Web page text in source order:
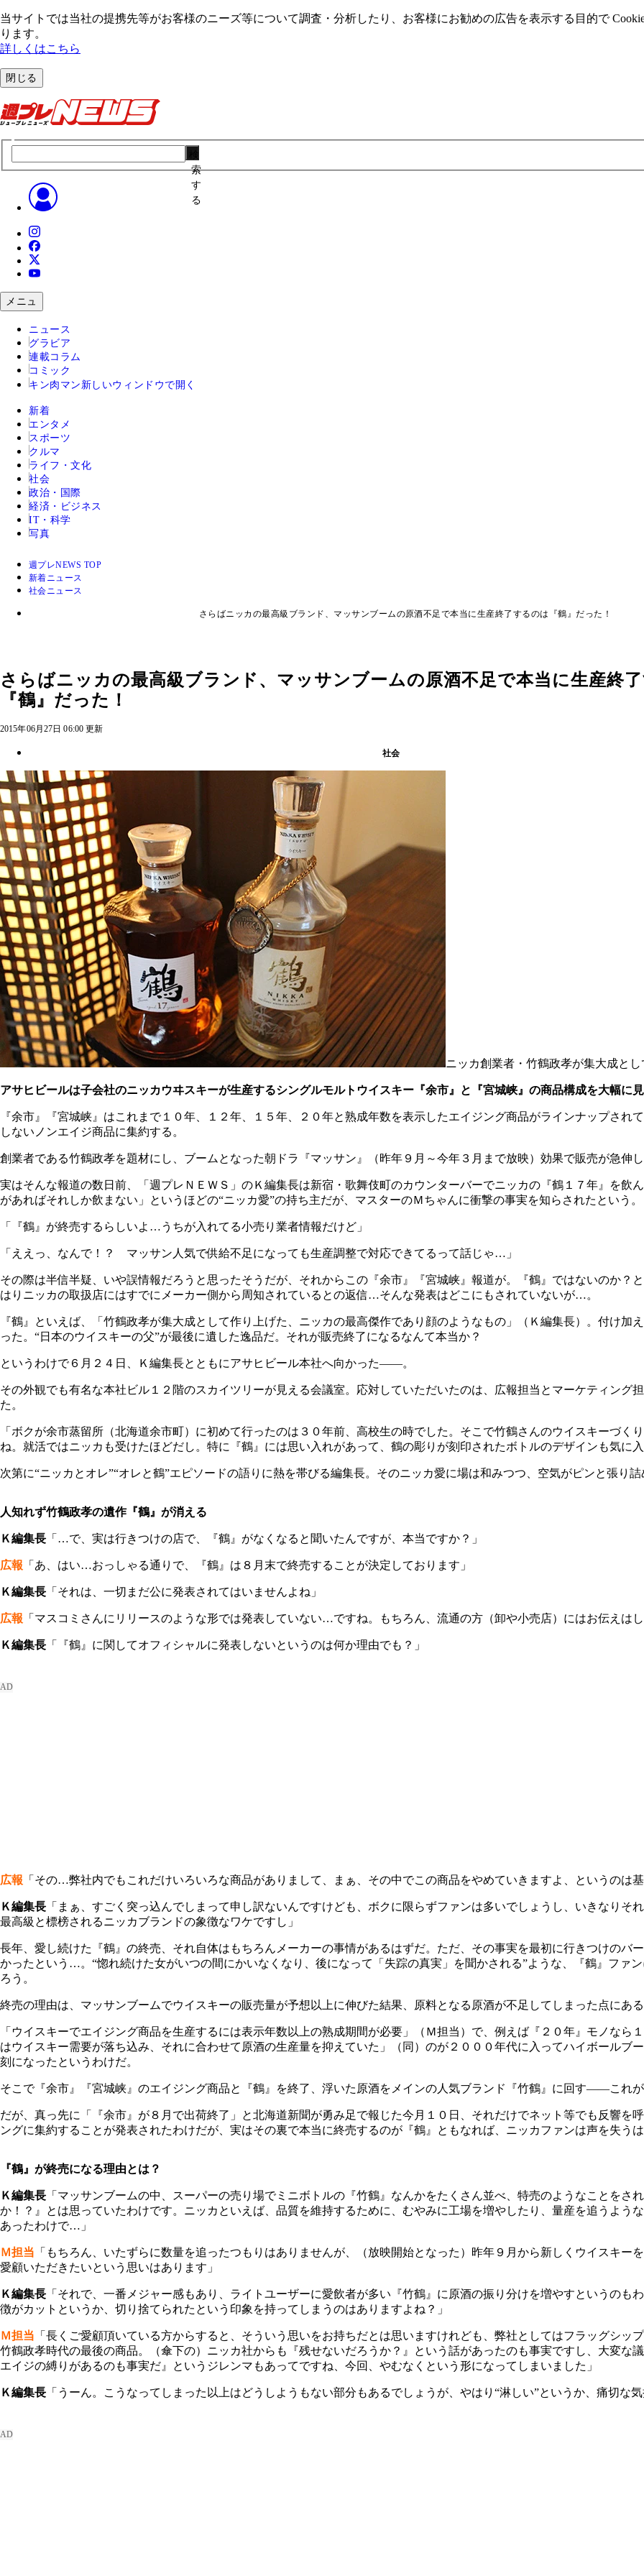
当サイトでは当社の提携先等がお客様のニーズ等について調査・分析したり、お客様にお勧めの広告を表⽰する⽬的で
ります。
詳しくはこちら
閉じる
索
す
る
メニュ
ニュース
グラビア
連載コラム
コミック
キン肉マン 新しいウィンドウで開く
新着
エンタメ
スポーツ
クルマ
ライフ・文化
社会
政治・国際
経済・ビジネス
IT・科学
写真
週プレNEWS TOP
新着ニュース
社会ニュース
さらばニッカの最高級ブランド、マッサンブームの原酒不足で本当に生産終了するのは『鶴』だった！
さらばニッカの最高級ブランド、マッサンブームの原酒不足で本当に生産終
『鶴』だった！
2015年06月27日 06:00 更新
社会
ニッカ創業者・竹鶴政孝が集大成と
アサヒビールは子会社のニッカウヰスキーが生産するシングルモルトウイスキー『余市』と『宮城峡』の商品構成を大幅に
『余市』『宮城峡』はこれまで１０年、１２年、１５年、２０年と熟成年数を表示したエイジング商品がラインナップさ
しないノンエイジ商品に集約する。
創業者である竹鶴政孝を題材にし、ブームとなった朝ドラ『マッサン』（昨年９月～今年３月まで放映）効果で販売が急
実はそんな報道の数日前、「週プレＮＥＷＳ」のＫ編集長は新宿・歌舞伎町のカウンターバーでニッカの『鶴１７年』を飲
があればそれしか飲まない」というほどの“ニッカ愛”の持ち主だが、マスターのＭちゃんに衝撃の事実を知らされたという。
「『鶴』が終売するらしいよ…うちが入れてる小売り業者情報だけど」
「ええっ、なんで！？ マッサン人気で供給不足になっても生産調整で対応できてるって話じゃ…」
その際は半信半疑、いや誤情報だろうと思ったそうだが、それからこの『余市』『宮城峡』報道が。『鶴』ではないのか？
はりニッカの取扱店にはすでにメーカー側から周知されているとの返信…そんな発表はどこにもされていないが…。
『鶴』といえば、「竹鶴政孝が集大成として作り上げた、ニッカの最高傑作であり顔のようなもの」（Ｋ編集長）。付け
った。“日本のウイスキーの父”が最後に遺した逸品だ。それが販売終了になるなんて本当か？
というわけで６月２４日、Ｋ編集長とともにアサヒビール本社へ向かった――。
その外観でも有名な本社ビル１２階のスカイツリーが見える会議室。応対していただいたのは、広報担当とマーケティング
た。
「ボクが余市蒸留所（北海道余市町）に初めて行ったのは３０年前、高校生の時でした。そこで竹鶴さんのウイスキーづ
ね。就活ではニッカも受けたほどだし。特に『鶴』には思い入れがあって、鶴の彫りが刻印されたボトルのデザインも気に
次第に“ニッカとオレ”“オレと鶴”エピソードの語りに熱を帯びる編集長。そのニッカ愛に場は和みつつ、空気がピンと張
人知れず竹鶴政孝の遺作『鶴』が消える
Ｋ編集長 「…で、実は行きつけの店で、『鶴』がなくなると聞いたんですが、本当ですか？」
広報 「あ、はい…おっしゃる通りで、『鶴』は８月末で終売することが決定しております」
Ｋ編集長 「それは、一切まだ公に発表されてはいませんよね」
広報 「マスコミさんにリリースのような形では発表していない…ですね。もちろん、流通の方（卸や小売店）にはお伝えは
Ｋ編集長 「『鶴』に関してオフィシャルに発表しないというのは何か理由でも？」
広報 「その…弊社内でもこれだけいろいろな商品がありまして、まぁ、その中でこの商品をやめていきますよ、というのは
Ｋ編集長 「まぁ、すごく突っ込んでしまって申し訳ないんですけども、ボクに限らずファンは多いでしょうし、いきなり
最高級と標榜されるニッカブランドの象徴なワケですし」
長年、愛し続けた『鶴』の終売、それ自体はもちろんメーカーの事情があるはずだ。ただ、その事実を最初に行きつけのバ
かったという…。“惚れ続けた女がいつの間にかいなくなり、後になって「失踪の真実」を聞かされる”ような、『鶴』ファ
ろう。
終売の理由は、マッサンブームでウイスキーの販売量が予想以上に伸びた結果、原料となる原酒が不足してしまった点にあ
「ウイスキーでエイジング商品を生産するには表示年数以上の熟成期間が必要」（Ｍ担当）で、例えば『２０年』モノな
はウイスキー需要が落ち込み、それに合わせて原酒の生産量を抑えていた」（同）のが２０００年代に入ってハイボールブ
刻になったというわけだ。
そこで『余市』『宮城峡』のエイジング商品と『鶴』を終了、浮いた原酒をメインの人気ブランド『竹鶴』に回す――これ
だが、真っ先に「『余市』が８月で出荷終了」と北海道新聞が勇み足で報じた今月１０日、それだけでネット等でも反響を
ングに集約することが発表されたわけだが、実はその裏で本当に終売するのが『鶴』ともなれば、ニッカファンは声を失う
『鶴』が終売になる理由とは？
Ｋ編集長 「マッサンブームの中、スーパーの売り場でミニボトルの『竹鶴』なんかをたくさん並べ、特売のようなことを
か！？』とは思っていたわけです。ニッカといえば、品質を維持するために、むやみに工場を増やしたり、量産を追うよう
あったわけで…」
Ｍ担当 「もちろん、いたずらに数量を追ったつもりはありませんが、（放映開始となった）昨年９月から新しくウイスキ
愛顧いただきたいという思いはあります」
Ｋ編集長 「それで、一番メジャー感もあり、ライトユーザーに愛飲者が多い『竹鶴』に原酒の振り分けを増やすというの
徴がカットというか、切り捨てられたという印象を持ってしまうのはありますよね？」
Ｍ担当 「長くご愛顧頂いている方からすると、そういう思いをお持ちだとは思いますけれども、弊社としてはフラッグシ
竹鶴政孝時代の最後の商品。（傘下の）ニッカ社からも『残せないだろうか？』という話があったのも事実ですし、大変な
エイジの縛りがあるのも事実だ』というジレンマもあってですね、今回、やむなくという形になってしまいました」
Ｋ編集長 「うーん。こうなってしまった以上はどうしようもない部分もあるでしょうが、やはり“淋しい”というか、痛切